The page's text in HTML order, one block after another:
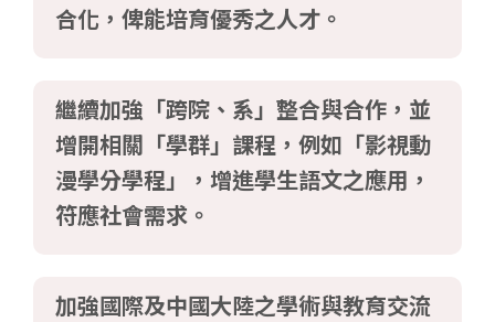
合化，俾能培育優秀之人才。
繼續加強「跨院、系」整合與合作，並
增開相關「學群」課程，例如「影視動
漫學分學程」，增進學生語文之應用，
符應社會需求。
加強國際及中國大陸之學術與教育交流